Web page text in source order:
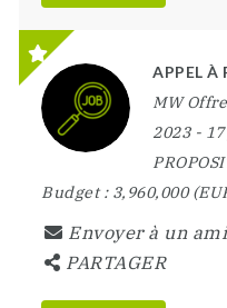
APPEL À
MW
2023 -
Budget : 3,960,000
Envoyer à un ami
PARTAGER